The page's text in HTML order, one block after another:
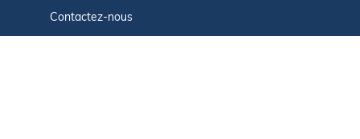
Contactez-nous